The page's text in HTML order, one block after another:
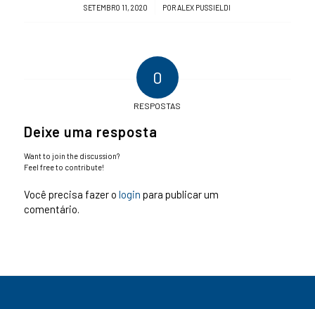
SETEMBRO 11, 2020
/ PORALEX PUSSIELDI
0
RESPOSTAS
Deixe uma resposta
Want to join the discussion?
Feel free to contribute!
Você precisa fazer o login para publicar um
comentário.